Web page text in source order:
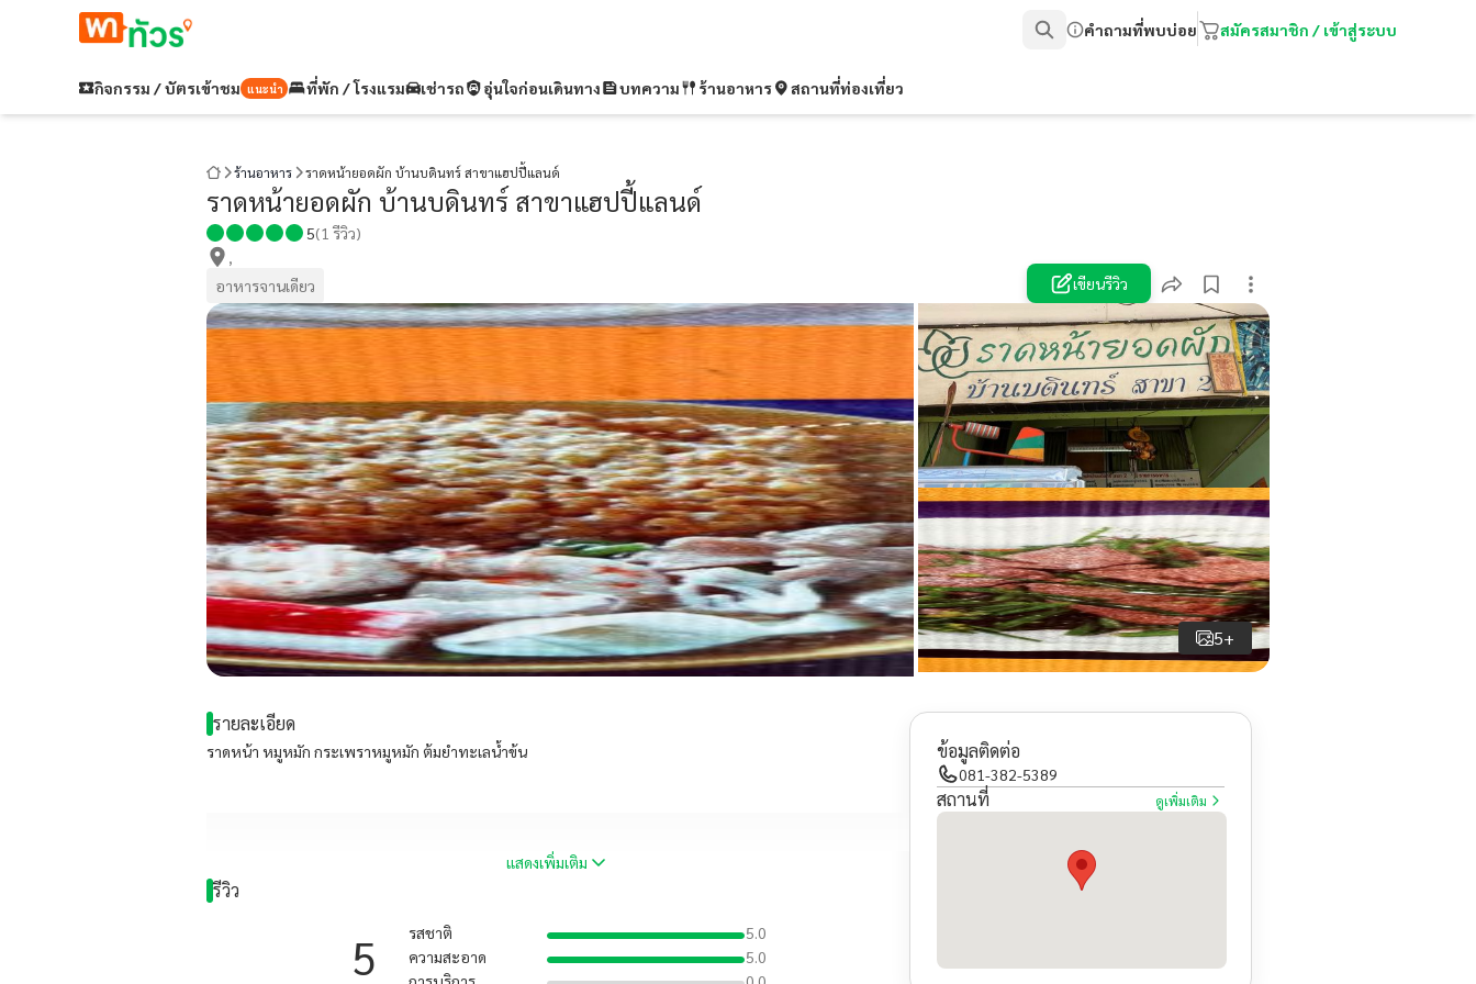
คำถามที่พบบ่อย สมัครสมาชิก / เข้าสู่ระบบ
กิจกรรม / บัตรเข้าชม แนะนำ ที่พัก / โรงแรม เช่ารถ อุ่นใจก่อนเดินทาง บทความ ร้านอาหาร สถานที่ท่องเที่ยว
ร้านอาหาร ราดหน้ายอดผัก บ้านบดินทร์ สาขาแฮปปี้แลนด์
ราดหน้ายอดผัก บ้านบดินทร์ สาขาแฮปปี้แลนด์
5(1 รีวิว)
อาหารจานเดียว
เขียนรีวิว
5+
รายละเอียด
ราดหน้า หมูหมัก กระเพราหมูหมัก ต้มยำทะเลน้ำข้น
แสดงเพิ่มเติม
รีวิว
5 รสชาติ
5.0
ความสะอาด
5.0
ข้อมูลติดต่อ
081-382-5389
สถานที่ ดูเพิ่มเติม